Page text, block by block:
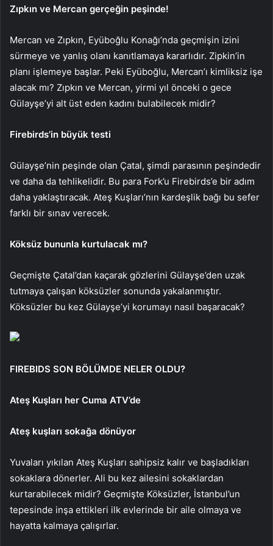
Zıpkın ve Mercan gerçeğin peşinde!
Mercan ve Zıpkın, Eyüboğlu Konağı’nda geçmişin izini
sürmeye ve yanlış olanı kanıtlamaya kararlıdır. Zipkin’in
planı işlemeye başlar. Peki Eyüboğlu, Mercan’ı kimliksiz işe
alacak mı? Zıpkın ve Mercan, yirmi yıl önceki o gece
Gülayşe’yi alt üst eden kadını bulabilecek midir?
Firebirds’in büyük testi
Gülayşe’nin peşinde olan Çatal, şimdi parasının peşindedir
ve daha da tehlikelidir. Bu para Fork’u Firebirds’e bir adım
daha yaklaştıracak. Ateş Kuşları’nın kardeşlik bağı bu sefer
farklı bir sınav verecek.
Köksüz bununla kurtulacak mı?
Geçmişte Çatal’dan kaçarak gözlerini Gülayşe’den uzak
tutmaya çalışan köksüzler sonunda yakalanmıştır.
Köksüzler bu kez Gülayşe’yi korumayı nasıl başaracak?
FIREBIDS SON BÖLÜMDE NELER OLDU?
Ateş Kuşları her Cuma ATV’de
Ateş kuşları sokağa dönüyor
Yuvaları yıkılan Ateş Kuşları sahipsiz kalır ve başladıkları
sokaklara dönerler. Ali bu kez ailesini sokaklardan
kurtarabilecek midir? Geçmişte Köksüzler, İstanbul’un
tepesinde inşa ettikleri ilk evlerinde bir aile olmaya ve
hayatta kalmaya çalışırlar.